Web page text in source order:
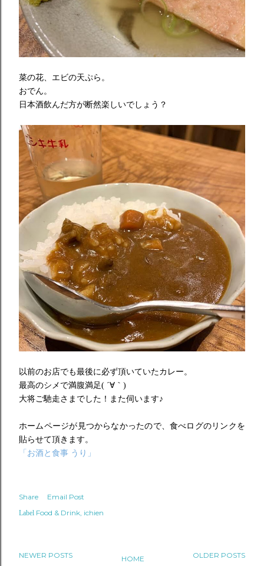
菜の花、エビの天ぷら。
おでん。
日本酒飲んだ方が断然楽しいでしょう？
以前のお店でも最後に必ず頂いていたカレー。
最高のシメで満腹満足( ´∀｀)
大将ご馳走さまでした！また伺います♪
ホームページが見つからなかったので、 食べログのリンクを
貼らせて頂きます。
「お酒と食事 うり」
Share Email Post
Label Food & Drink ichien
NEWER POSTS OLDER POSTS
HOME